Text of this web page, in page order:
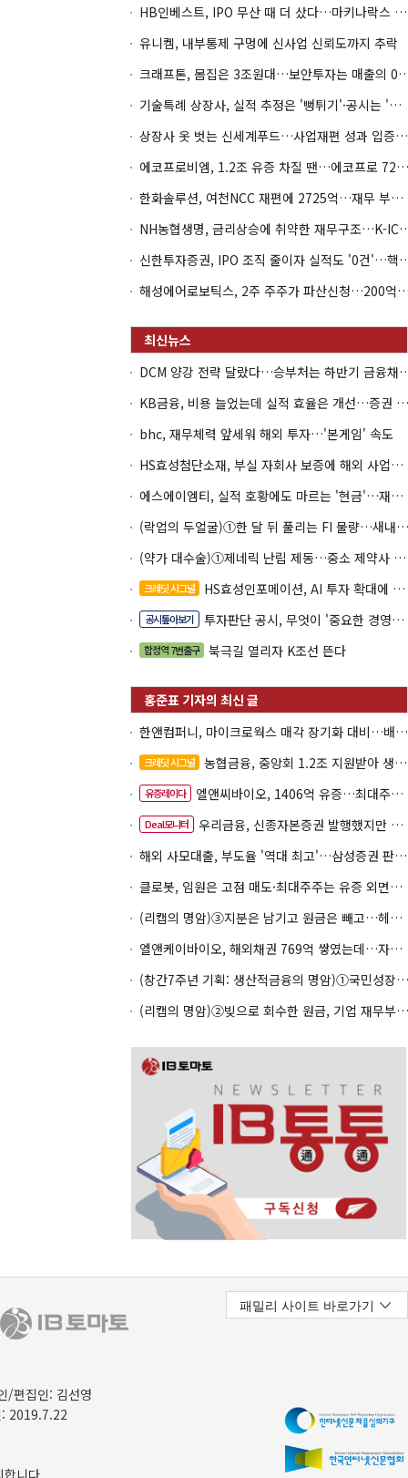
HB인베스트, IPO 무산 때 더 샀다…마키나락스 투자 2.7배 회수
유니켐, 내부통제 구멍에 신사업 신뢰도까지 추락
크래프톤, 몸집은 3조원대…
기술특례 상장사, 실적 추정은 '뻥튀기'·공시는 '누락'
상장사 옷 벗는 신세계푸드…사업재편 성과 입증할까
에코프로비엠, 1.2조 유증 차질 땐…에코프로 7270억 '독박'
한화솔루션, 여천NCC 재편에 2725억…재무 부담 커지나
NH농협생명, 금리상승에 취
신한투자증권, IPO 조직 줄
해성에어로보틱스, 2주 주주가 파산
DCM 양강 전략 달랐다
KB금융, 비용 늘었는데 실적 효율은 개선…증권 호황 효과
bhc, 재무체력 앞세워 해외 투자…'본게임' 속도
HS효성첨단소재, 부실 자회사 보증에 해외 사업까지…부담 '가중'
에스에이엠티, 실적 호황에도 마르는 '현금'…재고·달러빚 부담 확대
(락업의 두얼굴)①한 달 뒤 풀리는 FI 물량…새내기주 오버행 경계
(약가 대수술)①제네릭 난립 제동…중소 제약사 수익성 비상
크레딧 시그널 HS효성인포메이션, AI 투자 확대에 실적 체력 강화
공시톺아보기 투자판단 공시, 무엇이 '중요한 경영사항'일까
합정역 7번출구 북극길 열리자 K조선 뜬다
한앤컴퍼니, 마이크로웍스 매각 장기화 대비…배당 회수판 깔았다
크레딧 시그널 농협금융, 중앙회 1.2조 지원받아 생산적금융 확대
유증레이다 엘앤씨바이오, 1406억 유증…최대주주는 절반만 청약
Deal모니터
우리금융, 신종자본증권 발행했지만 차환금리 '부담'
해외 사모대출, 부도율 '역대 최고'…삼성증권 판매상품도 환매 불안
클로봇, 임원은 고점 매도·최대주주는 유증 외면…책임투자 도마
(리캡의 명암)③지분은 남기고 원금은 빼고…헤지펀드로 번진 리캡
엘앤케이바이오, 해외채권 769억 쌓였는데…자회사 4곳 자본잠식
(창간7주년 기획: 생산적금융의 명암)①국민성장펀드 자금흐름 해부
(리캡의 명암)②빚으로 회수한 원금, 기업 재무부담으로 남았다
/편집인: 김선영
2019.7.22